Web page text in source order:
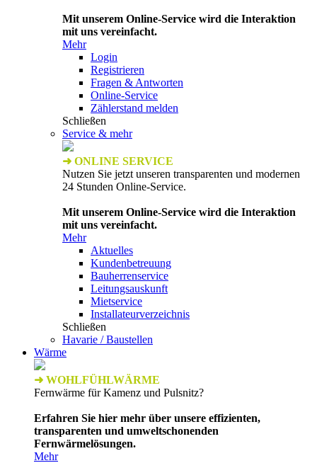
Mit unserem Online-Service wird die Interaktion
mit uns vereinfacht.
Mehr
Login
Registrieren
Fragen & Antworten
Online-Service
Zählerstand melden
Schließen
Service & mehr
➜ ONLINE SERVICE
Nutzen Sie jetzt unseren transparenten und modernen
24 Stunden Online-Service.
Mit unserem Online-Service wird die Interaktion
mit uns vereinfacht.
Mehr
Aktuelles
Kundenbetreuung
Bauherrenservice
Leitungsauskunft
Mietservice
Installateurverzeichnis
Schließen
Havarie / Baustellen
Wärme
➜ WOHLFÜHLWÄRME
Fernwärme für Kamenz und Pulsnitz?
Erfahren Sie hier mehr über unsere effizienten,
transparenten und umweltschonenden
Fernwärmelösungen.
Mehr